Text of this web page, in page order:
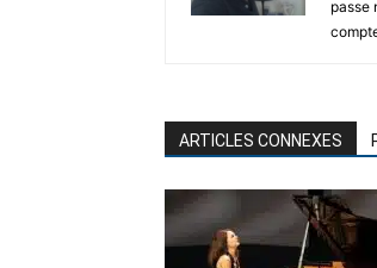
passe
ARTICLES CONNEXES